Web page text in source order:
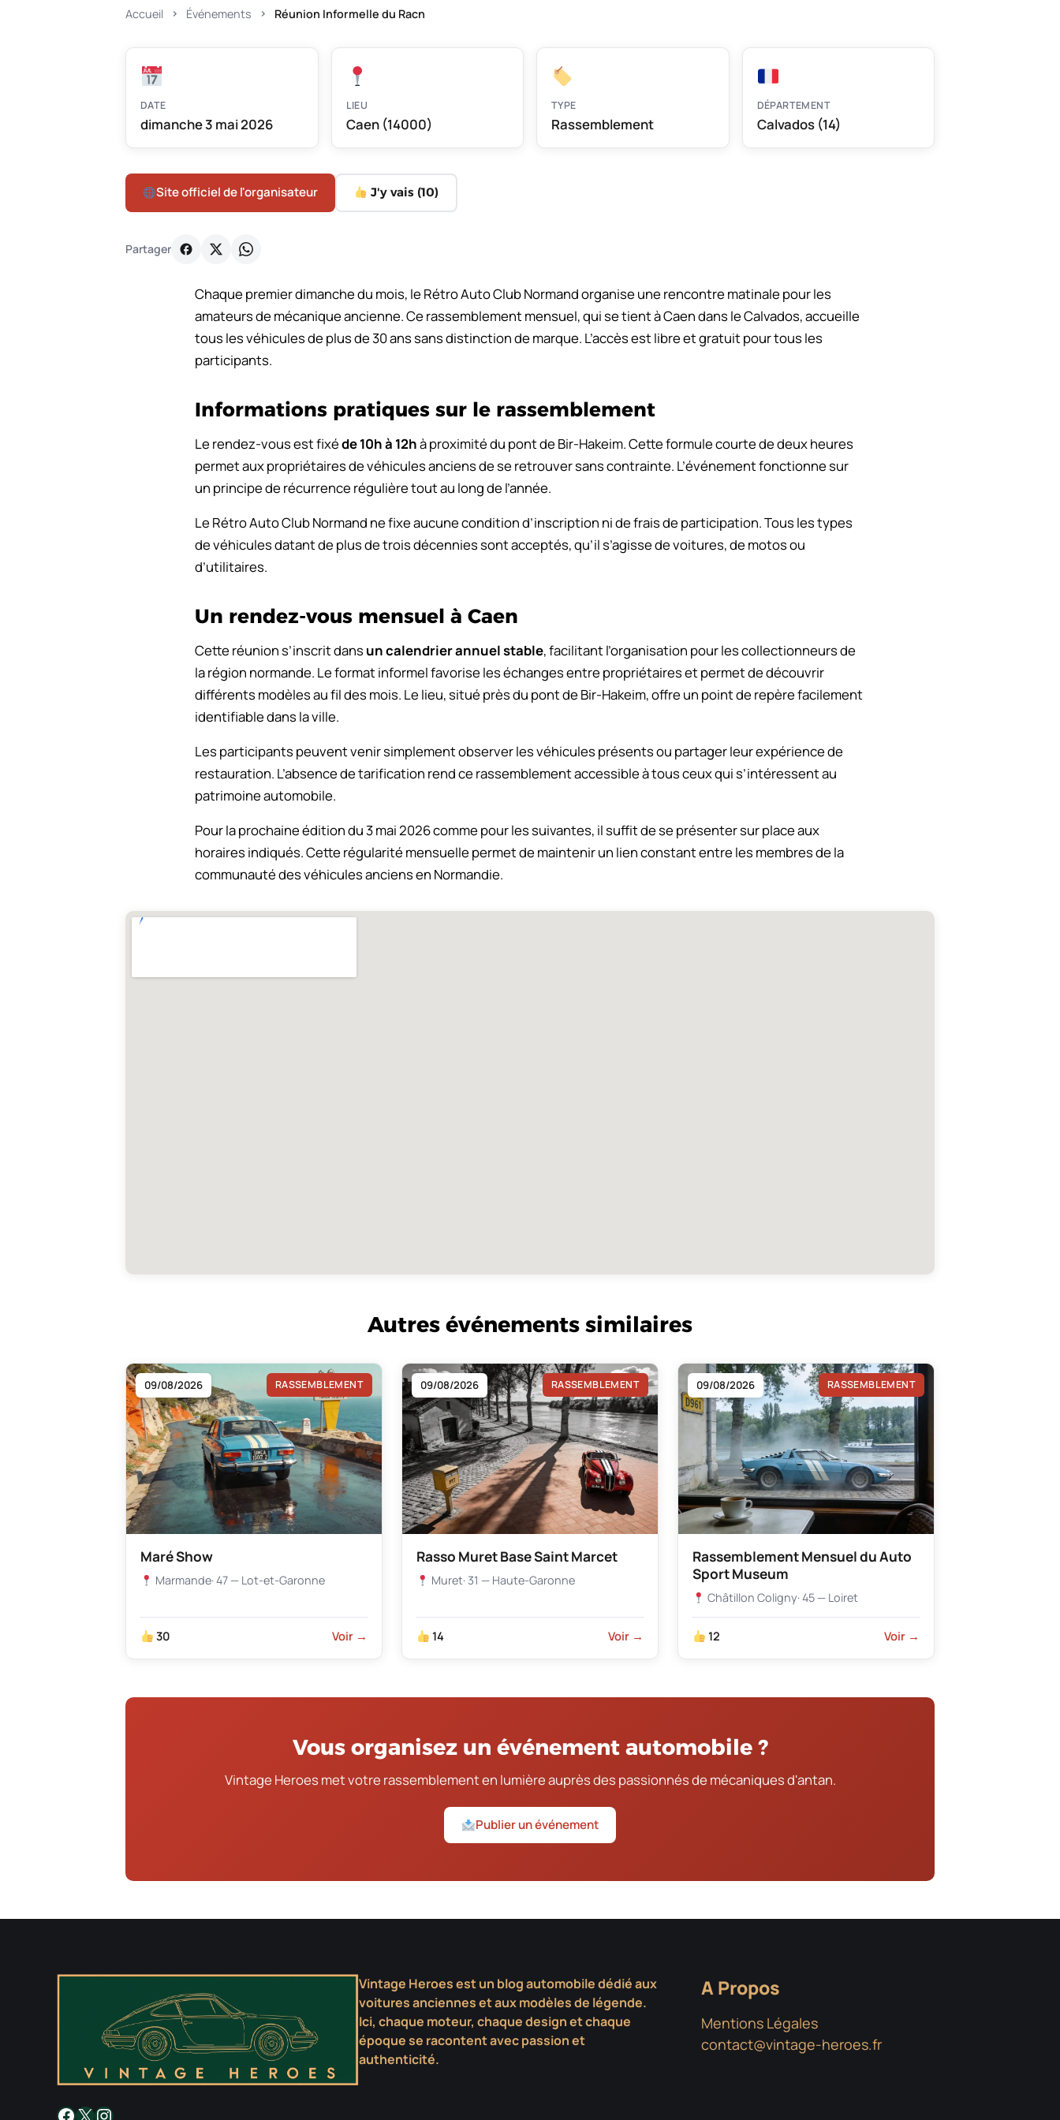
Accueil Événements Réunion Informelle du Racn
DATE
dimanche 3 mai 2026
LIEU
Caen (14000)
TYPE
Rassemblement
DÉPARTEMENT
Calvados (14)
Site officiel de l'organisateur J'y vais (10)
Partager
Chaque premier dimanche du mois, le Rétro Auto Club Normand organise une rencontre matinale pour les
amateurs de mécanique ancienne. Ce rassemblement mensuel, qui se tient à Caen dans le Calvados, accueille
tous les véhicules de plus de 30 ans sans distinction de marque. L’accès est libre et gratuit pour tous les
participants.
Informations pratiques sur le rassemblement
Le rendez-vous est fixéde 10h à 12hà proximité du pont de Bir-Hakeim. Cette formule courte de deux heures
permet aux propriétaires de véhicules anciens de se retrouver sans contrainte. L’événement fonctionne sur
un principe de récurrence régulière tout au long de l’année.
Le Rétro Auto Club Normand ne fixe aucune condition d’inscription ni de frais de participation. Tous les types
de véhicules datant de plus de trois décennies sont acceptés, qu’il s’agisse de voitures, de motos ou
d’utilitaires.
Un rendez-vous mensuel à Caen
Cette réunion s’inscrit dans un calendrier annuel stable, facilitant l’organisation pour les collectionneurs de
la région normande. Le format informel favorise les échanges entre propriétaires et permet de découvrir
différents modèles au fil des mois. Le lieu, situé près du pont de Bir-Hakeim, offre un point de repère facilement
identifiable dans la ville.
Les participants peuvent venir simplement observer les véhicules présents ou partager leur expérience de
restauration. L’absence de tarification rend ce rassemblement accessible à tous ceux qui s’intéressent au
patrimoine automobile.
Pour la prochaine édition du 3 mai 2026 comme pour les suivantes, il suffit de se présenter sur place aux
horaires indiqués. Cette régularité mensuelle permet de maintenir un lien constant entre les membres de la
communauté des véhicules anciens en Normandie.
Autres événements similaires
09/08/2026 RASSEMBLEMENT
Maré Show
Marmande· 47 — Lot-et-Garonne
30 Voir →
09/08/2026 RASSEMBLEMENT
Rasso Muret Base Saint Marcet
Muret· 31 — Haute-Garonne
14 Voir →
09/08/2026 RASSEMBLEMENT
Rassemblement Mensuel du Auto
Sport Museum
Châtillon Coligny· 45 — Loiret
12 Voir →
Vous organisez un événement automobile ?
Vintage Heroes met votre rassemblement en lumière auprès des passionnés de mécaniques d'antan.
Publier un événement
Facebook
X Instagram
Vintage Heroes est un blog automobile dédié aux
voitures anciennes et aux modèles de légende.
Ici, chaque moteur, chaque design et chaque
époque se racontent avec passion et
authenticité.
A Propos
Mentions Légales
contact@vintage-heroes.fr